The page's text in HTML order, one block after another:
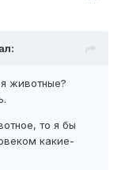
животные?
то я бы
какие-